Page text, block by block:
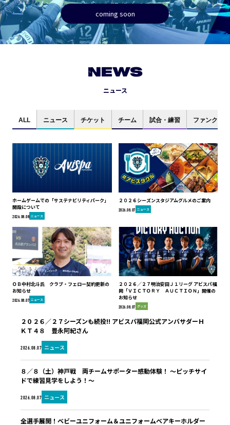
coming soon
NEWS
ニュース
ALL ニュース チケット チーム 試合・練習 ファンクラブ
ホームゲームでの「サステナビリティパーク」
開設について
2026.08.08 ニュース
２０２６シーズンスタジアムグルメのご案内
2026.08.07 ニュース
ＯＢ中村北斗氏 クラブ・フェロー契約更新の
お知らせ
2026.08.07 ニュース
２０２６／２７明治安田Ｊ１リーグ アビスパ福
岡「ＶＩＣＴＯＲＹ ＡＵＣＴＩＯＮ」開催の
お知らせ
2026.08.07 グッズ
2026.08.07 ニュース
２０２６／２７シーズンも続投!! アビスパ福岡公式アンバサダーＨ
ＫＴ４８ 豊永阿紀さん
2026.08.07 ニュース
８／８（土）神戸戦 両チームサポーター感動体験！ ～ピッチサイ
ドで練習見学をしよう！～
全選手展開！ベビーユニフォーム＆ユニフォームベアキーホルダー